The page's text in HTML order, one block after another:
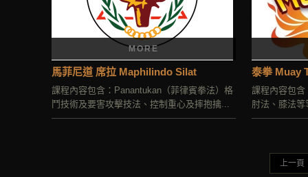
MORE
馬菲尼道 席拉 Maphilindo Silat
課程內容包含：Panantukan（菲律賓拳法）格
鬥技術及要害攻擊技法、控制重心及摔抱擒...
泰拳 Muay
課程內容包含
肘法、膝法
上一頁